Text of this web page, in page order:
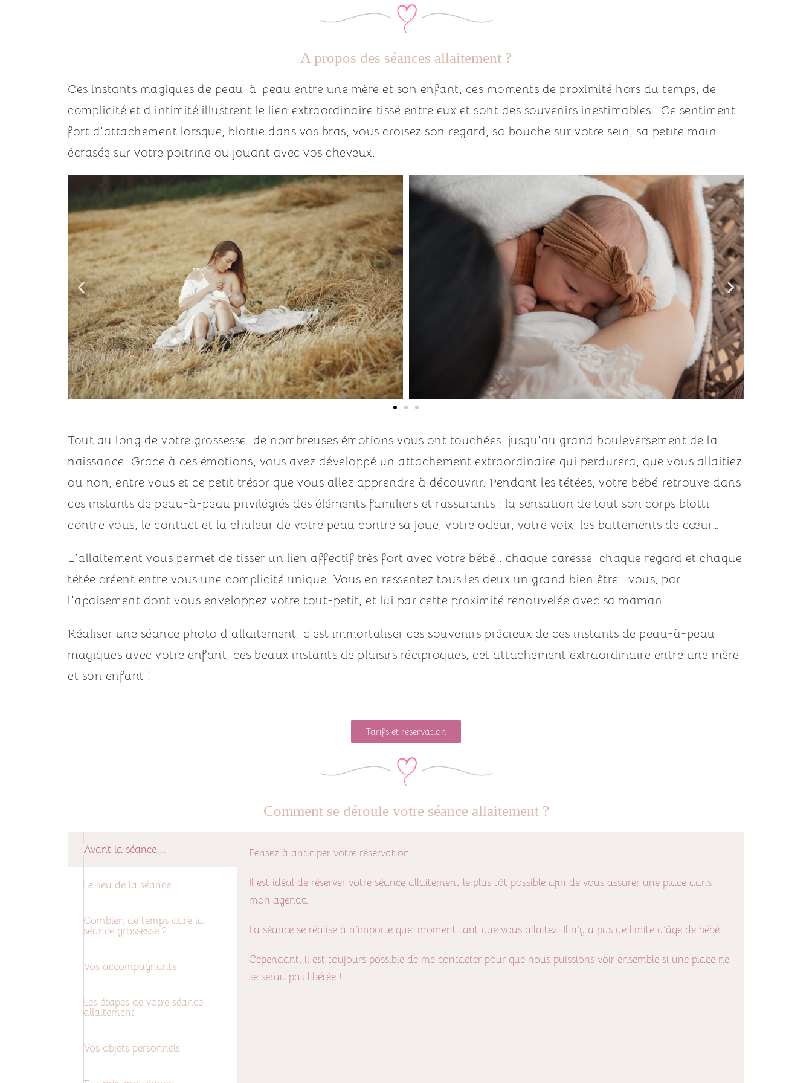
A propos des séances allaitement ?
Ces instants magiques de peau-à-peau entre une mère et son enfant, ces moments de proximité hors du temps, de
complicité et d’intimité illustrent le lien extraordinaire tissé entre eux et sont des souvenirs inestimables ! Ce sentiment
fort d’attachement lorsque, blottie dans vos bras, vous croisez son regard, sa bouche sur votre sein, sa petite main
écrasée sur votre poitrine ou jouant avec vos cheveux.
Tout au long de votre grossesse, de nombreuses émotions vous ont touchées, jusqu’au grand bouleversement de la
naissance. Grace à ces émotions, vous avez développé un attachement extraordinaire qui perdurera, que vous allaitiez
ou non, entre vous et ce petit trésor que vous allez apprendre à découvrir. Pendant les tétées, votre bébé retrouve dans
ces instants de peau-à-peau privilégiés des éléments familiers et rassurants : la sensation de tout son corps blotti
contre vous, le contact et la chaleur de votre peau contre sa joue, votre odeur, votre voix, les battements de cœur…
L’allaitement vous permet de tisser un lien affectif très fort avec votre bébé : chaque caresse, chaque regard et chaque
tétée créent entre vous une complicité unique. Vous en ressentez tous les deux un grand bien être : vous, par
l’apaisement dont vous enveloppez votre tout-petit, et lui par cette proximité renouvelée avec sa maman.
Réaliser une séance photo d’allaitement, c’est immortaliser ces souvenirs précieux de ces instants de peau-à-peau
magiques avec votre enfant, ces beaux instants de plaisirs réciproques, cet attachement extraordinaire entre une mère
et son enfant !
Tarifs et réservation
Comment se déroule votre séance allaitement ?
Avant la séance ...
Le lieu de la séance
Combien de temps dure la
séance grossesse ?
Vos accompagnants
Les étapes de votre séance
allaitement
Vos objets personnels
Pensez à anticiper votre réservation …
Il est idéal de réserver votre séance allaitement le plus tôt possible afin de vous assurer une place dans
mon agenda.
La séance se réalise à n’importe quel moment tant que vous allaitez. Il n’y a pas de limite d’âge de bébé.
Cependant, il est toujours possible de me contacter pour que nous puissions voir ensemble si une place ne
se serait pas libérée !